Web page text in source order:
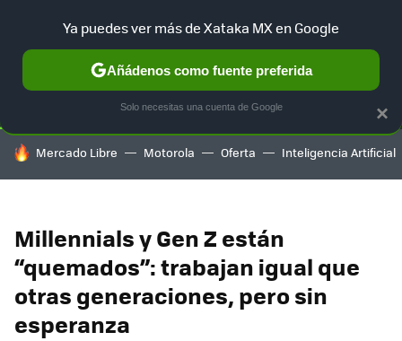
SELECCIÓN GAMING HOME AUTO TERRITORIO
HOY SE HABLA DE
Mercado Libre Motorola Oferta Inteligencia Artificial
Millennials y Gen Z están
“quemados”: trabajan igual que
otras generaciones, pero sin
esperanza
×
Ya puedes ver más de Xataka MX en Google
Añádenos como fuente preferida
Solo necesitas una cuenta de Google